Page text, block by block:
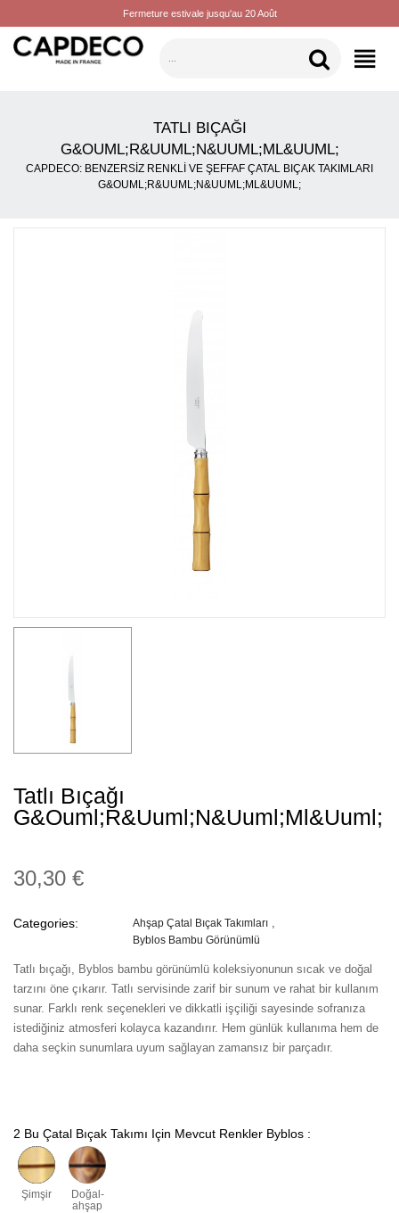
Fermeture estivale jusqu'au 20 Août
KATEGORILER
TATLI BIÇAĞI
G&OUML;R&UUML;N&UUML;ML&UUML;
CAPDECO: BENZERSIZ RENKLI VE ŞEFFAF ÇATAL BIÇAK TAKIMLARI
G&OUML;R&UUML;N&UUML;ML&UUML;
Tatlı Bıçağı
G&ouml;r&uuml;n&uuml;ml&uuml;
30,30 €
Categories:
Ahşap Çatal Bıçak Takımları
Byblos Bambu Görünümlü
Tatlı bıçağı, Byblos bambu görünümlü koleksiyonunun sıcak ve doğal
tarzını öne çıkarır. Tatlı servisinde zarif bir sunum ve rahat bir kullanım
sunar. Farklı renk seçenekleri ve dikkatli işçiliği sayesinde sofranıza
istediğiniz atmosferi kolayca kazandırır. Hem günlük kullanıma hem de
daha seçkin sunumlara uyum sağlayan zamansız bir parçadır.
2 Bu Çatal Bıçak Takımı Için Mevcut Renkler Byblos :
Şimşir
Doğal-
ahşap